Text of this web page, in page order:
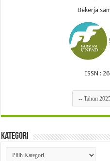
Bekerja
ISSN :
Kategori
Kategori